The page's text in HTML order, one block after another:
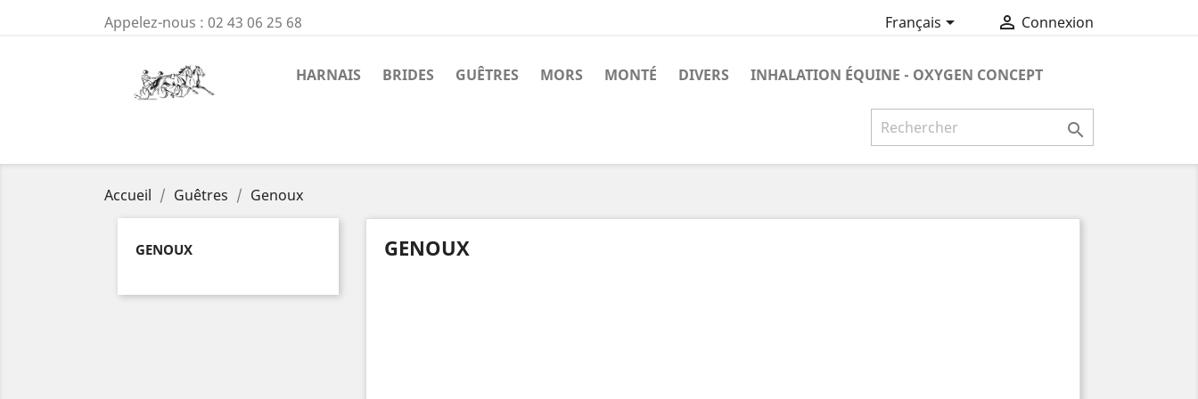
Appelez-nous : 02 43 06 25 68 Français  Connexion
HARNAIS BRIDES GUÊTRES MORS MONTÉ DIVERS INHALATION ÉQUINE - OXYGEN CONCEPT

Accueil Guêtres Genoux
GENOUX GENOUX